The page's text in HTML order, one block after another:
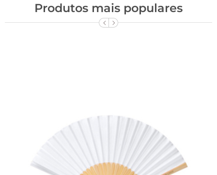
Produtos mais populares